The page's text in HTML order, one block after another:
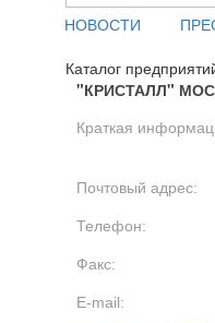
НОВОСТИ
Каталог
"КРИСТАЛЛ"
Краткая
Почтовый адрес:
Телефон:
Факс:
E-mail: